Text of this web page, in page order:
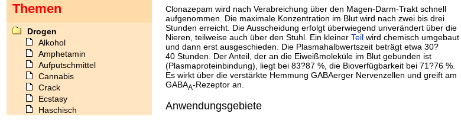
Clonazepam wird nach Verabreichung über den Magen-Darm-Trakt schnell
aufgenommen. Die maximale Konzentration im Blut wird nach zwei bis drei
Stunden erreicht. Die Ausscheidung erfolgt überwiegend unverändert über die
Nieren, teilweise auch über den Stuhl. Ein kleiner Teil wird chemisch umgebaut
und dann erst ausgeschieden. Die Plasmahalbwertszeit beträgt etwa 30?
40 Stunden. Der Anteil, der an die Eiweißmoleküle im Blut gebunden ist
(Plasmaproteinbindung), liegt bei 83?87 %, die Bioverfügbarkeit bei 71?76 %.
Es wirkt über die verstärkte Hemmung GABAerger Nervenzellen und greift am
GABAA-Rezeptor an.
Anwendungsgebiete
Themen
Drogen
Alkohol
Amphetamin
Aufputschmittel
Cannabis
Crack
Ecstasy
Haschisch